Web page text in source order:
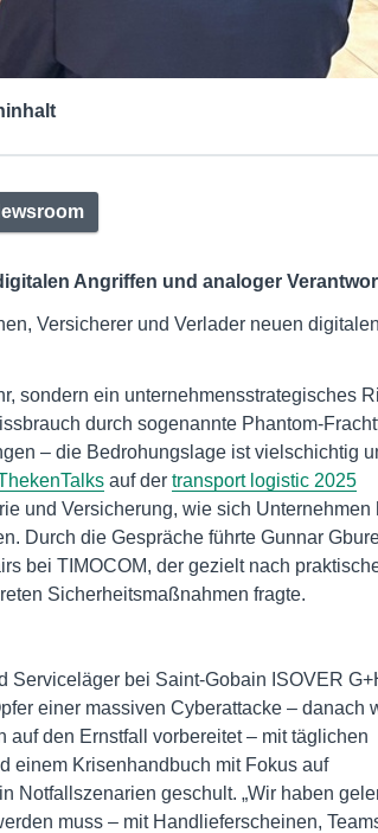
Angriffen und analoger
Versicherer und Verlader neuen digitalen
sondern ein unternehmensstrategisches
durch sogenannte Phantom-
– die Bedrohungslage ist vielschichtig
auf der transport logistic 2025
und Versicherung, wie sich Unternehmen
Durch die Gespräche führte Gunnar
bei TIMOCOM, der gezielt nach
Sicherheitsmaßnahmen fragte.
Serviceläger bei Saint-Gobain ISOVER
einer massiven Cyberattacke – danach
auf den Ernstfall vorbereitet – mit täglichen
einem Krisenhandbuch mit Fokus auf
Notfallszenarien geschult. „Wir haben
muss – mit Handlieferscheinen,